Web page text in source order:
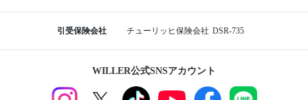
引受保険会社 チューリッヒ保険会社 DSR-735
WILLER公式SNSアカウント